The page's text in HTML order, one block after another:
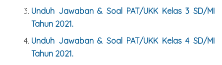
Unduh Jawaban & Soal PAT/UKK Kelas 3 SD/MI
Tahun 2021.
Unduh Jawaban & Soal PAT/UKK Kelas 4 SD/MI
Tahun 2021.